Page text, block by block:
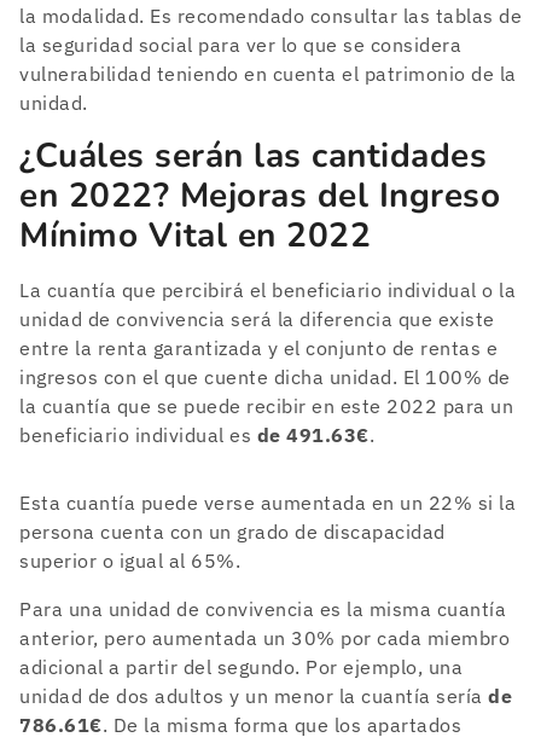
la modalidad. Es recomendado consultar las tablas de
la seguridad social para ver lo que se considera
vulnerabilidad teniendo en cuenta el patrimonio de la
unidad.
¿Cuáles serán las cantidades
en 2022? Mejoras del Ingreso
Mínimo Vital en 2022
La cuantía que percibirá el beneficiario individual o la
unidad de convivencia será la diferencia que existe
entre la renta garantizada y el conjunto de rentas e
ingresos con el que cuente dicha unidad. El 100% de
la cuantía que se puede recibir en este 2022 para un
beneficiario individual es de 491.63€.
Esta cuantía puede verse aumentada en un 22% si la
persona cuenta con un grado de discapacidad
superior o igual al 65%.
Para una unidad de convivencia es la misma cuantía
anterior, pero aumentada un 30% por cada miembro
adicional a partir del segundo. Por ejemplo, una
unidad de dos adultos y un menor la cuantía sería de
786.61€. De la misma forma que los apartados